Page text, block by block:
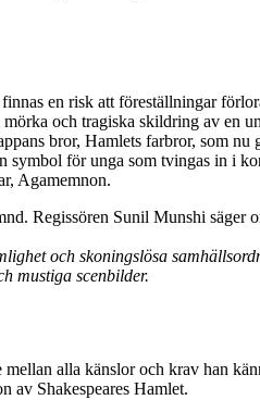
en risk att föreställningar
och tragiska skildring av en
bror, Hamlets farbror, som nu
symbol för unga som tvingas in i
Agamemnon.
Regissören Sunil Munshi säger
och skoningslösa
mustiga scenbilder.
alla känslor och krav han
av Shakespeares Hamlet.